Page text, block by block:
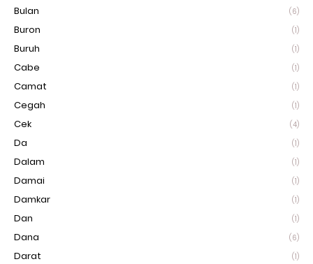
Bulan (6)
Buron (1)
Buruh (1)
Cabe (1)
Camat (1)
Cegah (1)
Cek (4)
Da (1)
Dalam (1)
Damai (1)
Damkar (1)
Dan (1)
Dana (6)
Darat (1)